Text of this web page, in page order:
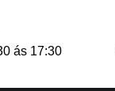
ás 17:30